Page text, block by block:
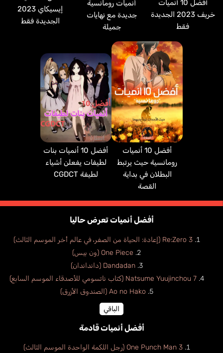
أفضل 10 أنميات
خريف 2023 الجديدة
فقط
أنميات رومانسية
جديدة مع نهايات
جميلة
إيسيكاي 2023
الجديدة فقط
أفضل 10 أنميات
رومانسية حيث يرتبط
البطلان في بداية
القصة
أفضل 10 أنميات بنات
لطيفات يفعلن أشياء
لطيفة CGDCT
أفضل أنميات تعرض حاليا
Re:Zero 3 (إعادة: الحياة من الصفر، في عالم أخر الموسم الثالث)
One Piece (ون بيس)
Dandadan (دانداندان)
Natsume Yuujinchou 7 (كتاب ناتسومي للأصدقاء الموسم السابع)
Ao no Hako (الصندوق الأزرق)
الباقي
أفضل أنميات قادمة
One Punch Man 3 (رجل اللكمة الواحدة الموسم الثالث)